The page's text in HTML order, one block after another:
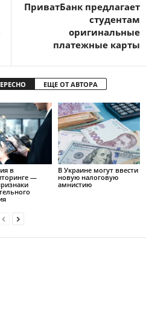
ПриватБанк предлагает
студентам
оригинальные
платежные карты
ЕЩЕ ОТ АВТОРА
в
—
В Украине могут ввести
новую налоговую
амнистию